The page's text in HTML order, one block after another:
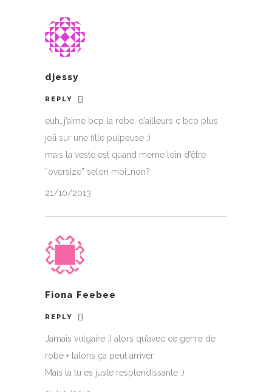
djessy
REPLY
euh…j’aime bcp la robe. d’ailleurs c bcp plus
joli sur une fille pulpeuse :)
mais la veste est quand meme loin d’être
”oversize” selon moi…non?
21/10/2013
Fiona Feebee
REPLY
Jamais vulgaire :) alors qu’avec ce genre de
robe + talons ça peut arriver.
Mais là tu es juste resplendissante :)